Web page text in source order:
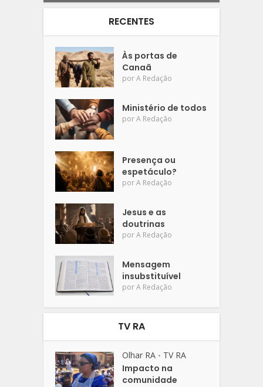
RECENTES
Às portas de
Canaã
porA Redação
Ministério de todos
porA Redação
Presença ou
espetáculo?
porA Redação
Jesus e as
doutrinas
porA Redação
Mensagem
insubstituível
porA Redação
TV RA
Olhar RA • TV RA
Impacto na
comunidade